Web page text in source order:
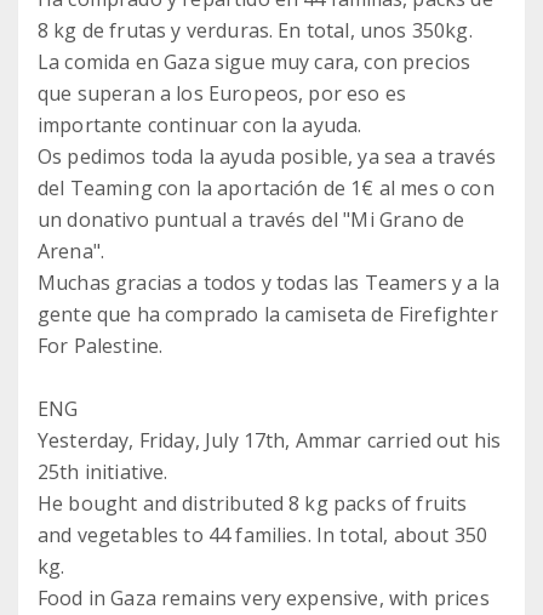
8 kg de frutas y verduras. En total, unos 350kg.
La comida en Gaza sigue muy cara, con precios
que superan a los Europeos, por eso es
importante continuar con la ayuda.
Os pedimos toda la ayuda posible, ya sea a través
del Teaming con la aportación de 1€ al mes o con
un donativo puntual a través del "Mi Grano de
Arena".
Muchas gracias a todos y todas las Teamers y a la
gente que ha comprado la camiseta de Firefighter
For Palestine.
ENG
Yesterday, Friday, July 17th, Ammar carried out his
25th initiative.
He bought and distributed 8 kg packs of fruits
and vegetables to 44 families. In total, about 350
kg.
Food in Gaza remains very expensive, with prices